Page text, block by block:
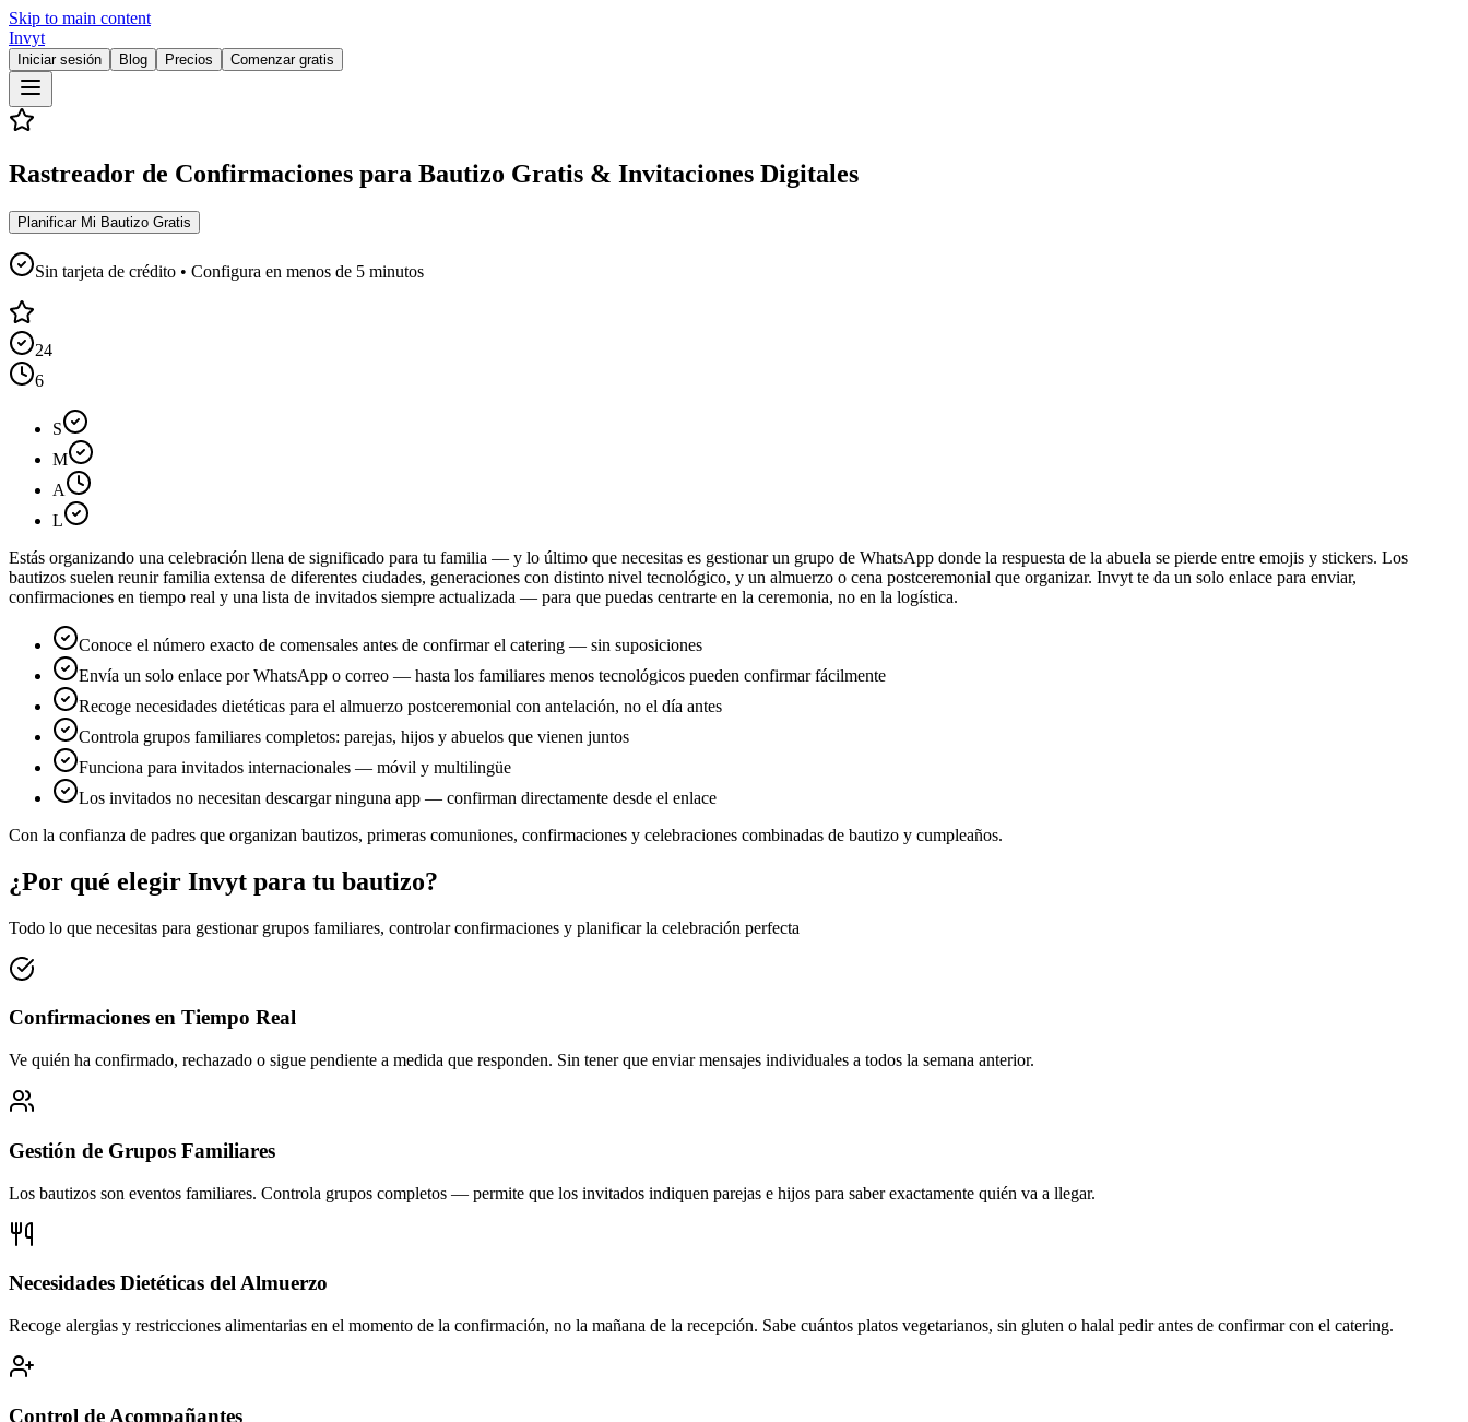
Skip to main content
Invyt
Iniciar sesión Blog Precios Comenzar gratis
Rastreador de Confirmaciones para Bautizo Gratis & Invitaciones Digitales
Planificar Mi Bautizo Gratis
Sin tarjeta de crédito • Configura en menos de 5 minutos
24
6
S
M
A
L
Estás organizando una celebración llena de significado para tu familia — y lo último que necesitas es gestionar un grupo de WhatsApp donde la respuesta de la abuela se pierde entre emojis y stickers. Los
bautizos suelen reunir familia extensa de diferentes ciudades, generaciones con distinto nivel tecnológico, y un almuerzo o cena postceremonial que organizar. Invyt te da un solo enlace para enviar,
confirmaciones en tiempo real y una lista de invitados siempre actualizada — para que puedas centrarte en la ceremonia, no en la logística.
Conoce el número exacto de comensales antes de confirmar el catering — sin suposiciones
Envía un solo enlace por WhatsApp o correo — hasta los familiares menos tecnológicos pueden confirmar fácilmente
Recoge necesidades dietéticas para el almuerzo postceremonial con antelación, no el día antes
Controla grupos familiares completos: parejas, hijos y abuelos que vienen juntos
Funciona para invitados internacionales — móvil y multilingüe
Los invitados no necesitan descargar ninguna app — confirman directamente desde el enlace
Con la confianza de padres que organizan bautizos, primeras comuniones, confirmaciones y celebraciones combinadas de bautizo y cumpleaños.
¿Por qué elegir Invyt para tu bautizo?
Todo lo que necesitas para gestionar grupos familiares, controlar confirmaciones y planificar la celebración perfecta
Confirmaciones en Tiempo Real
Ve quién ha confirmado, rechazado o sigue pendiente a medida que responden. Sin tener que enviar mensajes individuales a todos la semana anterior.
Gestión de Grupos Familiares
Los bautizos son eventos familiares. Controla grupos completos — permite que los invitados indiquen parejas e hijos para saber exactamente quién va a llegar.
Necesidades Dietéticas del Almuerzo
Recoge alergias y restricciones alimentarias en el momento de la confirmación, no la mañana de la recepción. Sabe cuántos platos vegetarianos, sin gluten o halal pedir antes de confirmar con el catering.
Control de Acompañantes